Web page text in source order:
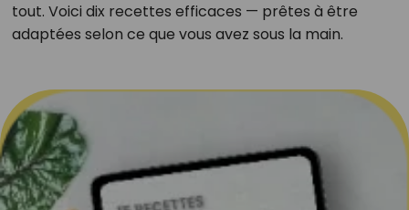
tout. Voici dix recettes efficaces — prêtes à être
adaptées selon ce que vous avez sous la main.